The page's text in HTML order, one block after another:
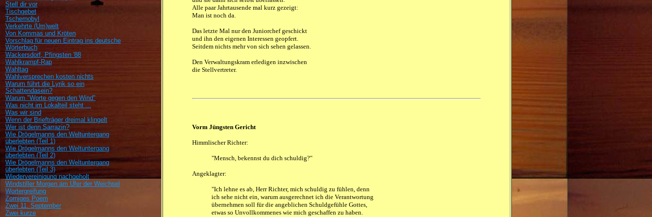
Stell dir vor
Tischgebet
Tschernobyl
Verkehrte (Um)welt
Von Kommas und Kröten
Vorschlag für neuen Eintrag ins deutsche
Wörterbuch
Wackersdorf, Pfingsten '88
Wahlkrampf-Rap
Wahltag
Wahlversprechen kosten nichts
Warum führt die Lyrik so ein
Schattendasein?
Warum "Worte gegen den Wind"
Was nicht im Lokalteil steht ...
Was wir sind
Wenn der Briefträger dreimal klingelt
Wer ist denn Sarrazin?
Wie Drögelmanns den Weltuntergang
überlebten (Teil 1)
Wie Drögelmanns den Weltuntergang
überlebten (Teil 2)
Wie Drögelmanns den Weltuntergang
überlebten (Teil 3)
Wiedervereinigung nachgeholt
Windstiller Morgen am Ufer der Weichsel
Wortergreifung
Zorniges Poem
Zwei 11. September
Zwei kurze
Alle paar Jahrtausende mal kurz gezeigt:
Man ist noch da.
Das letzte Mal nur den Juniorchef geschickt
und ihn den eigenen Interessen geopfert.
Seitdem nichts mehr von sich sehen gelassen.
Den Verwaltungskram erledigen inzwischen
die Stellvertreter.
Vorm Jüngsten Gericht
Himmlischer Richter:
"Mensch, bekennst du dich schuldig?"
Angeklagter:
"Ich lehne es ab, Herr Richter, mich schuldig zu fühlen, denn
ich sehe nicht ein, warum ausgerechnet ich die Verantwortung
übernehmen soll für die angeblichen Schuldgefühle Gottes,
etwas so Unvollkommenes wie mich geschaffen zu haben.